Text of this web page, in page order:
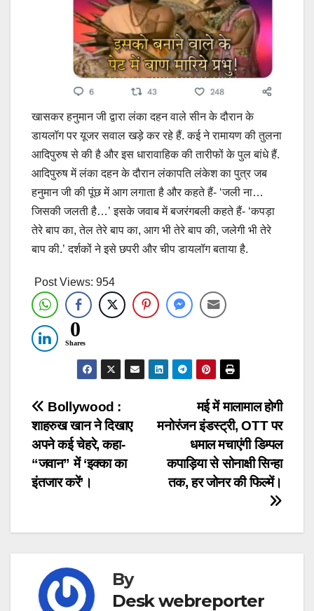
खासकर हनुमान जी द्वारा लंका दहन वाले सीन के दौरान के
डायलॉग पर यूजर सवाल खड़े कर रहे हैं. कई ने रामायण की तुलना
आदिपुरुष से की है और इस धारावाहिक की तारीफों के पुल बांधे हैं.
आदिपुरुष में लंका दहन के दौरान लंकापति लंकेश का पुत्र जब
हनुमान जी की पूंछ में आग लगाता है और कहते हैं- ‘जली ना…
जिसकी जलती है…’ इसके जवाब में बजरंगबली कहते हैं- ‘कपड़ा
तेरे बाप का, तेल तेरे बाप का, आग भी तेरे बाप की, जलेगी भी तेरे
बाप की.’ दर्शकों ने इसे छपरी और चीप डायलॉग बताया है.
Post Views: 954
0
Shares
Post
navigation
मई में मालामाल होगी
मनोरंजन इंडस्ट्री, OTT पर
धमाल मचाएंगी डिम्पल
कपाड़िया से सोनाक्षी सिन्हा
तक, हर जोनर की फिल्में।
Bollywood :
शाहरुख खान ने दिखाए
अपने कई चेहरे, कहा-
“जवान” में ‘इक्का का
इंतजार करें’।
By
Desk webreporter